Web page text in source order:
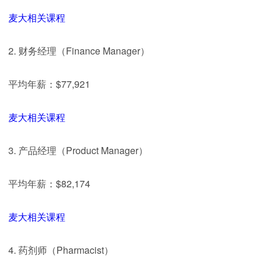
麦大相关课程
2. 财务经理（Finance Manager）
平均年薪：$77,921
麦大相关课程
3. 产品经理（Product Manager）
平均年薪：$82,174
麦大相关课程
4. 药剂师（Pharmacist）